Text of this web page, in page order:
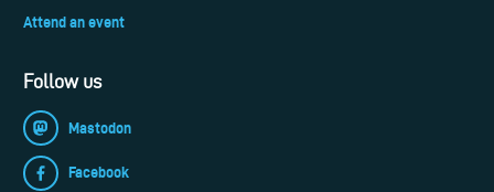
Attend an event
Follow us
Mastodon
Facebook